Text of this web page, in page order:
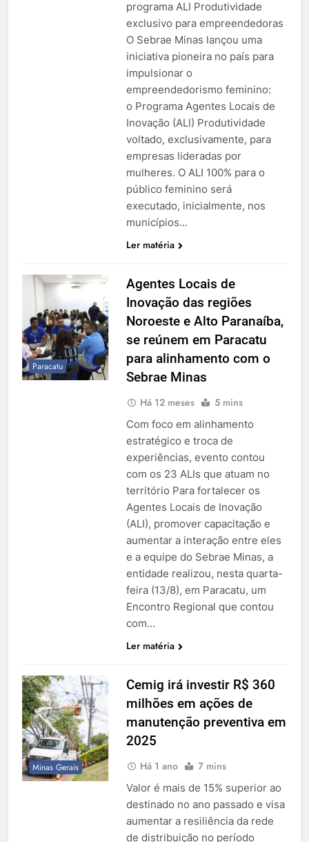
programa ALI Produtividade
exclusivo para empreendedoras
O Sebrae Minas lançou uma
iniciativa pioneira no país para
impulsionar o
empreendedorismo feminino:
o Programa Agentes Locais de
Inovação (ALI) Produtividade
voltado, exclusivamente, para
empresas lideradas por
mulheres. O ALI 100% para o
público feminino será
executado, inicialmente, nos
municípios…
Ler matéria
Paracatu
Agentes Locais de
Inovação das regiões
Noroeste e Alto Paranaíba,
se reúnem em Paracatu
para alinhamento com o
Sebrae Minas
Há 12 meses 5 mins
Com foco em alinhamento
estratégico e troca de
experiências, evento contou
com os 23 ALIs que atuam no
território Para fortalecer os
Agentes Locais de Inovação
(ALI), promover capacitação e
aumentar a interação entre eles
e a equipe do Sebrae Minas, a
entidade realizou, nesta quarta-
feira (13/8), em Paracatu, um
Encontro Regional que contou
com…
Ler matéria
Minas Gerais
Cemig irá investir R$ 360
milhões em ações de
manutenção preventiva em
2025
Há 1 ano 7 mins
Valor é mais de 15% superior ao
destinado no ano passado e visa
aumentar a resiliência da rede
de distribuição no período